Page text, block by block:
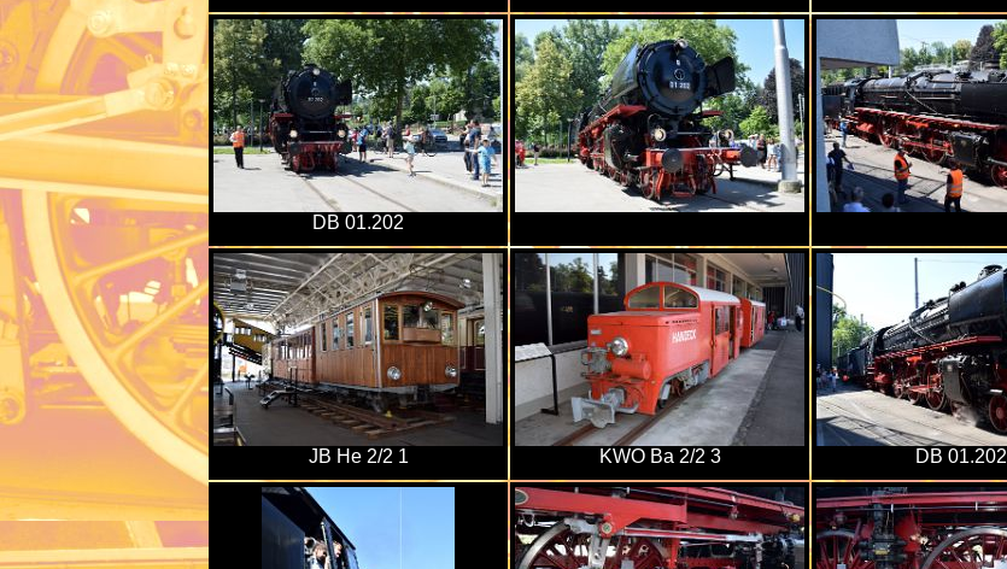
DB 01.202
JB He 2/2 1 KWO Ba 2/2 3 DB 01.202